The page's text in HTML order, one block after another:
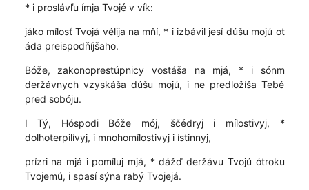
* i proslávľu ímja Tvojé v vík:
jáko mílosť Tvojá vélija na mňí, * i izbávil jesí dúšu mojú ot
áda preispodňíjšaho.
Bóže, zakonoprestúpnicy vostáša na mjá, * i sónm
deržávnych vzyskáša dúšu mojú, i ne predložíša Tebé
pred sobóju.
I Tý, Hóspodi Bóže mój, ščédryj i mílostivyj, *
dolhoterpilívyj, i mnohomílostivyj i ístinnyj,
prízri na mjá i pomíluj mjá, * dážď deržávu Tvojú ótroku
Tvojemú, i spasí sýna rabý Tvojejá.